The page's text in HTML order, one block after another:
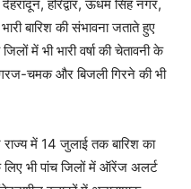
हरिद्वार, ऊधम सिंह नगर,
बारिश की संभावना जताते हुए
में भी भारी वर्षा की चेतावनी के
चमक और बिजली गिरने की भी
राज्य में 14 जुलाई तक बारिश का
भी पांच जिलों में ऑरेंज अलर्ट